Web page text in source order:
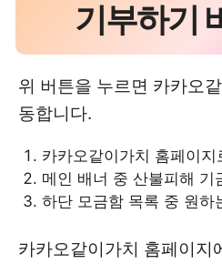
기부하기
위 버튼을 누르면 카카오
동합니다.
카카오같이가치 홈페이지
메인 배너 중 산불피해 기
하단 모금함 목록 중 원하
카카오같이가치 홈페이지